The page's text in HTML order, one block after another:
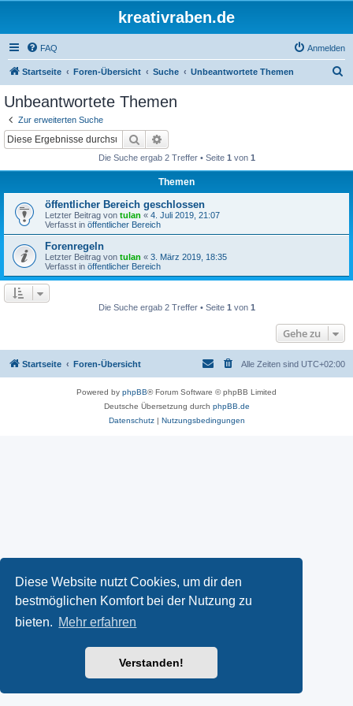
Diese Website nutzt Cookies, um dir den
bestmöglichen Komfort bei der Nutzung zu
bieten. Mehr erfahren
Verstanden!
kreativraben.de
FAQ Anmelden
Startseite Foren-Übersicht Suche Unbeantwortete Themen
Unbeantwortete Themen
Zur erweiterten Suche
Suche
Die Suche ergab 2 Treffer • Seite 1 von 1
Themen
öffentlicher Bereich geschlossen
Letzter Beitrag von tulan « 4. Juli 2019, 21:07
Verfasst in öffentlicher Bereich
Forenregeln
Letzter Beitrag von tulan « 3. März 2019, 18:35
Verfasst in öffentlicher Bereich
Die Suche ergab 2 Treffer • Seite 1 von 1
Gehe zu
Startseite Foren-Übersicht Alle Zeiten sind UTC+02:00
Powered by phpBB® Forum Software © phpBB Limited
Deutsche Übersetzung durch phpBB.de
Datenschutz| Nutzungsbedingungen